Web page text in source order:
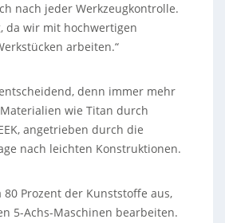
nach jeder Werkzeugkontrolle.
da wir mit hochwertigen
arbeiten.“
denn immer mehr
wie Titan durch
angetrieben durch die
nach leichten Konstruktionen.
80 Prozent der Kunststoffe aus,
5-Achs-Maschinen bearbeiten.